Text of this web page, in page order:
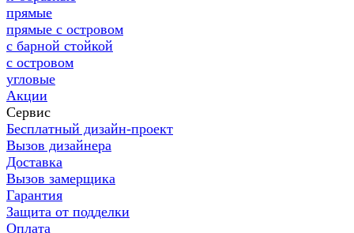
прямые
прямые с островом
с барной стойкой
с островом
угловые
Акции
Сервис
Бесплатный дизайн-проект
Вызов дизайнера
Доставка
Вызов замерщика
Гарантия
Защита от подделки
Оплата